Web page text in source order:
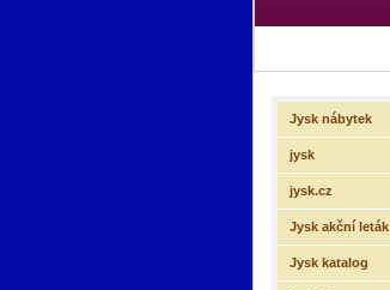
Jysk nábytek
jysk
jysk.cz
Jysk akční leták
Jysk katalog